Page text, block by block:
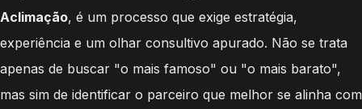
Aclimação, é um processo que exige estratégia,
experiência e um olhar consultivo apurado. Não se trata
apenas de buscar "o mais famoso" ou "o mais barato",
mas sim de identificar o parceiro que melhor se alinha com